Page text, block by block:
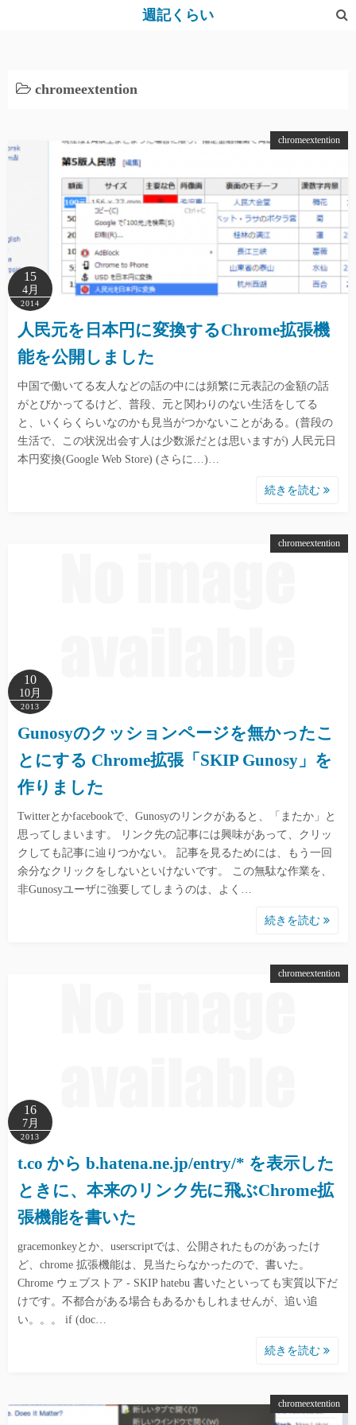
キ
週記くらい
chromeextention
chromeextention
15
4月
2014
人民元を日本円に変換するChrome拡張機
能を公開しました
中国で働いてる友人などの話の中には頻繁に元表記の金額の話
がとびかってるけど、普段、元と関わりのない生活をしてる
と、いくらくらいなのかも見当がつかないことがある。(普段の
生活で、この状況出会す人は少数派だとは思いますが) 人民元日
本円変換(Google Web Store) (さらに…)…
続きを読む
chromeextention
10
10月
2013
Gunosyのクッションページを無かったこ
とにする Chrome拡張「SKIP Gunosy」を
作りました
Twitterとかfacebookで、Gunosyのリンクがあると、「またか」と
思ってしまいます。 リンク先の記事には興味があって、クリッ
クしても記事に辿りつかない。 記事を見るためには、もう一回
余分なクリックをしないといけないです。 この無駄な作業を、
非Gunosyユーザに強要してしまうのは、よく…
続きを読む
chromeextention
16
7月
2013
t.co から b.hatena.ne.jp/entry/* を表示した
ときに、本来のリンク先に飛ぶChrome拡
張機能を書いた
gracemonkeyとか、userscriptでは、公開されたものがあったけ
ど、chrome 拡張機能は、見当たらなかったので、書いた。
Chrome ウェブストア - SKIP hatebu 書いたといっても実質以下だ
けです。不都合がある場合もあるかもしれませんが、追い追
い。。。 if (doc…
続きを読む
chromeextention